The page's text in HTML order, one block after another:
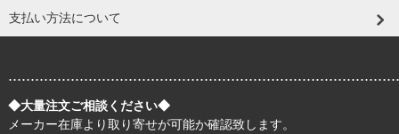
支払い方法について
◆大量注文ご相談ください◆
メーカー在庫より取り寄せが可能か確認致します。